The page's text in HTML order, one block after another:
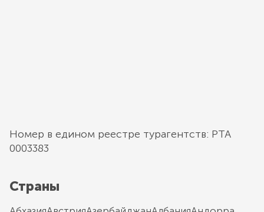
Номер в едином реестре турагентств: РТА
0003383
Страны